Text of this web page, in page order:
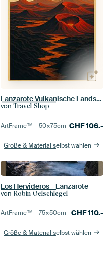
Lanzarote Vulkanische Landschaft Art Deco Poster
von Travel Shop
ArtFrame™ –50×75cm CHF106.-
Größe & Material selbst wählen
Los Hervideros - Lanzarote
von Robin Oelschlegel
ArtFrame™ –75×50cm CHF110.-
Größe & Material selbst wählen